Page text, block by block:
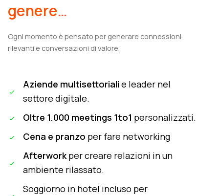
genere…
Ogni momento è pensato per generare connessioni
rilevanti e conversazioni di valore.
Aziende multisettoriali e leader nel
settore digitale.
Oltre 1.000 meetings 1to1 personalizzati.
Cena e pranzo per fare networking
Afterwork per creare relazioni in un
ambiente rilassato.
Soggiorno in hotel incluso per